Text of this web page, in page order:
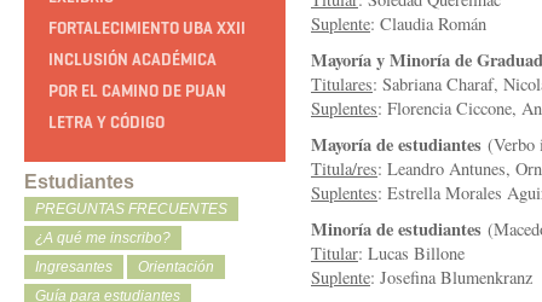
FORTALECIMIENTO UBA XXII
INCLUSIÓN ACADÉMICA
POR EL CAMINO DE PUAN
LETRA Y CÓDIGO
Estudiantes
PREGUNTAS FRECUENTES
¿A qué me inscribo?
Ingresantes
Orientación
Guía para estudiantes
Suplente: Claudia Román
Mayoría y Minoría de
Titulares: Sabriana Charaf,
Suplentes: Florencia Ciccone,
Mayoría de estudiantes (Verbo
Titula/res: Leandro Antunes,
Suplentes: Estrella Morales
Minoría de estudiantes
Titular: Lucas Billone
Suplente: Josefina Blumenkranz